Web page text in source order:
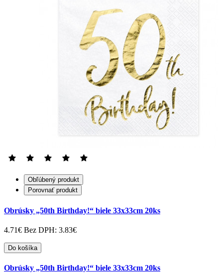
Obľúbený produkt
Porovnať produkt
Obrúsky „50th Birthday!“ biele 33x33cm 20ks
4.71€ Bez DPH: 3.83€
Do košíka
Obrúsky „50th Birthday!“ biele 33x33cm 20ks